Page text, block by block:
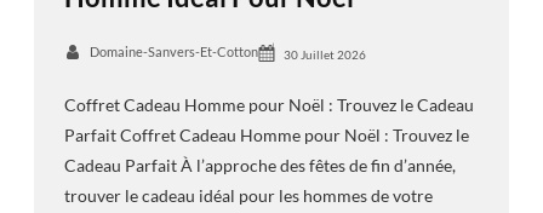
Domaine-Sanvers-Et-Cotton 30 Juillet 2026
Coffret Cadeau Homme pour Noël : Trouvez le Cadeau
Parfait Coffret Cadeau Homme pour Noël : Trouvez le
Cadeau Parfait À l’approche des fêtes de fin d’année,
trouver le cadeau idéal pour les hommes de votre